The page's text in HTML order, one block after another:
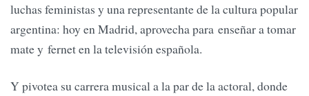
luchas feministas y una representante de la cultura popular
argentina: hoy en Madrid, aprovecha para enseñar a tomar
mate y fernet en la televisión española.
Y pivotea su carrera musical a la par de la actoral, donde